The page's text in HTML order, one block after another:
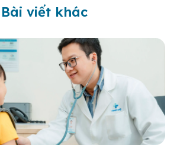
Bài viết khác